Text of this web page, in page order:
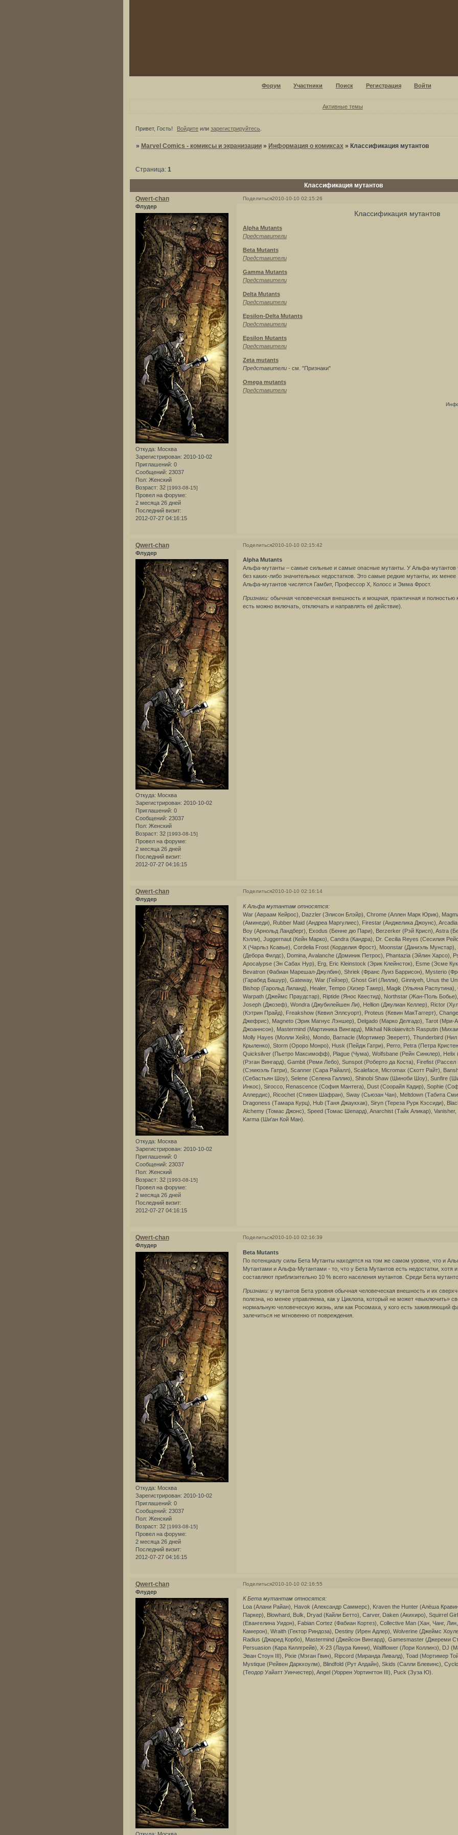
Форум Участники Поиск Регистрация Войти
Активные темы
Привет, Гость! Войдите или зарегистрируйтесь
» Marvel Comics - комиксы и экранизации » Информация о комиксах » Классификация мутантов
Классификация мутантов
Страница: 1
Поделиться2010-10-10 02:15:26
Qwert-chan
Флудер
Откуда: Москва
Зарегистрирован: 2010-10-02
Приглашений: 0
Сообщений: 23037
Пол: Женский
Возраст: 32 [1993-08-15]
Провел на форуме:
2 месяца 26 дней
Последний визит:
2012-07-27 04:16:15
Классификация мутантов
Alpha Mutants
Представители
Beta Mutants
Представители
Gamma Mutants
Представители
Delta Mutants
Представители
Epsilon-Delta Mutants
Представители
Epsilon Mutants
Представители
Zeta mutants
Представители- см. "Признаки"
Omega mutants
Представители
Поделиться2010-10-10 02:15:42
Qwert-chan
Флудер
Откуда: Москва
Зарегистрирован: 2010-10-02
Приглашений: 0
Сообщений: 23037
Пол: Женский
Возраст: 32 [1993-08-15]
Провел на форуме:
2 месяца 26 дней
Последний визит:
2012-07-27 04:16:15
Alpha Mutants
Альфа-мутанты – самые сильные и самые опасные мутанты. У Альфа-мутантов
без каких-либо значительных недостатков. Это самые редкие мутанты, их
Альфа-мутантов числятся Гамбит, Профессор X, Колосс и Эмма Фрост.
Признаки:обычная человеческая внешность и мощная, практичная и полностью
есть можно включать, отключать и направлять её действие).
Поделиться2010-10-10 02:16:14
Qwert-chan
Флудер
Откуда: Москва
Зарегистрирован: 2010-10-02
Приглашений: 0
Сообщений: 23037
Пол: Женский
Возраст: 32 [1993-08-15]
Провел на форуме:
2 месяца 26 дней
Последний визит:
2012-07-27 04:16:15
К Альфа мутантам относятся:
War (Авраам Кейрос), Dazzler (Элисон Блэйр), Chrome (Аллен Марк Юрик),
(Аминеди), Rubber Maid (Андреа Маргулиес), Firestar (Анджелика Джоунс),
Boy (Арнольд Ландберг), Exodus (Бенне дю Пари), Berzerker (Рэй Крисп), Astra
Кэлли), Juggernaut (Кейн Марко), Candra (Кандра), Dr. Cecilia Reyes (Сесилия
X (Чарльз Ксавье), Cordelia Frost (Корделия Фрост), Moonstar (Даниэль
(Дебора Филдс), Domina, Avalanche (Доминик Петрос), Phantazia (Эйлин Харсо),
Apocalypse (Эн Сабах Нур), Erg, Eric Kleinstock (Эрик Клейнсток), Esme (Эсме
Bevatron (Фабиан Марешал-Джулбин), Shriek (Франс Луиз Баррисон), Mysterio
(Гарабед Башур), Gateway, War (Гейзер), Ghost Girl (Лилли), Ginniyeh, Unus the
Bishop (Гарольд Лиланд), Healer, Tempo (Хизер Такер), Magik (Ульяна
Warpath (Джеймс Праудстар), Riptide (Янос Квестид), Northstar (Жан-Поль
Joseph (Джозеф), Wondra (Джубилейшен Ли), Hellion (Джулиан Келлер), Rictor
(Кэтрин Прайд), Freakshow (Кевил Эллсуорт), Proteus (Кевин МакТаггерт),
Джефрис), Magneto (Эрик Магнус Лэншер), Delgado (Марко Делгадо), Tarot (Мри-
Джоаннсон), Mastermind (Мартиника Вингард), Mikhail Nikolaievitch Rasputin
Molly Hayes (Молли Хейз), Mondo, Barnacle (Мортимер Эверетт), Thunderbird
Крыленко), Storm (Ороро Монро), Husk (Пейдж Гатри), Perro, Petra (Петра
Quicksilver (Пьетро Максимофф), Plague (Чума), Wolfsbane (Рейн Синклер), Helix
(Рэган Вингард), Gambit (Реми Лебо), Sunspot (Роберто да Коста), Firefist
(Сэмюэль Гатри), Scanner (Сара Райалл), Scaleface, Micromax (Скотт Райт),
(Себастьян Шоу), Selene (Селена Галлио), Shinobi Shaw (Шиноби Шоу), Sunfire
Инкос), Sirocco, Renascence (София Мантега), Dust (Соорайя Кадир), Sophie
Аллердис), Ricochet (Стивен Шафран), Sway (Сьюзан Чан), Meltdown (Табита
Dragoness (Тамара Курц), Hub (Таня Джаукхак), Siryn (Тереза Рурк Кэссиди),
Alchemy (Томас Джонс), Speed (Томас Шепард), Anarchist (Тайк Аликар),
Karma (Ши'ан Кой Ман).
Поделиться2010-10-10 02:16:39
Qwert-chan
Флудер
Откуда: Москва
Зарегистрирован: 2010-10-02
Приглашений: 0
Сообщений: 23037
Пол: Женский
Возраст: 32 [1993-08-15]
Провел на форуме:
2 месяца 26 дней
Последний визит:
2012-07-27 04:16:15
Beta Mutants
По потенциалу силы Бета Мутанты находятся на том же самом уровне, что и
Мутантами и Альфа-Мутантами - то, что у Бета Мутантов есть недостатки, хотя
составляют приблизительно 10 % всего населения мутантов. Среди Бета
Признаки:у мутантов Бета уровня обычная человеческая внешность и их
полезна, но менее управляема, как у Циклопа, который не может «выключить»
нормальную человеческую жизнь, или как Росомаха, у кого есть заживляющий
залечиться не мгновенно от повреждения.
Поделиться2010-10-10 02:16:55
Qwert-chan
Флудер
К Бета мутантам относятся:
Loa (Алани Райан), Havok (Александр Саммерс), Kraven the Hunter (Алёша
Паркер), Blowhard, Bulk, Dryad (Кайли Бетто), Carver, Daken (Акихиро), Squirrel
(Евангелина Уидон), Fabian Cortez (Фабиан Кортез), Collective Man (Хан, Чанг,
Камерон), Wraith (Гектор Риндоза), Destiny (Ирен Адлер), Wolverine (Джеймс
Radius (Джаред Корбо), Mastermind (Джейсон Вингард), Gamesmaster (Джереми
Persuasion (Кара Киллгрейв), X-23 (Лаура Кинни), Wallflower (Лори Коллинз), DJ
Эван Стоун III), Pixie (Мэган Гвин), Ripcord (Миранда Ливалд), Toad (Мортимер
Mystique (Рейвен Даркхоулм), Blindfold (Рут Алдайн), Skids (Салли Блевинс),
(Теодор Уайатт Уинчестер), Angel (Уоррен Уортингтон III), Puck (Зуза Ю).